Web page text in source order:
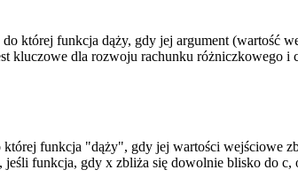
której funkcja dąży, gdy jej argument (wartość
kluczowe dla rozwoju rachunku różniczkowego i
funkcja "dąży", gdy jej wartości wejściowe
funkcja, gdy x zbliża się dowolnie blisko do